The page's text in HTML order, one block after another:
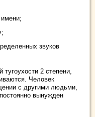
имени;
звуков
тугоухости 2 степени,
Человек
с другими людьми,
вынужден